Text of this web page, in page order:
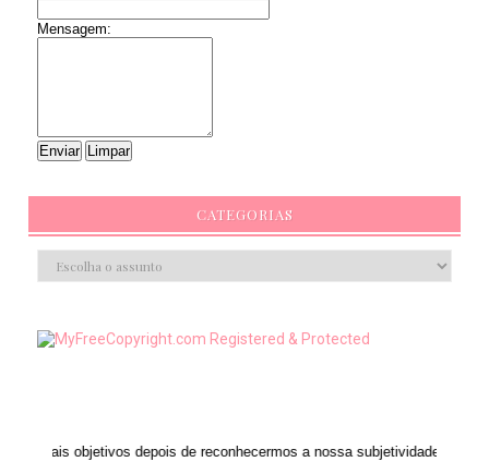
Mensagem:
CATEGORIAS
de reconhecermos a nossa subjetividade." ANAIS NIN